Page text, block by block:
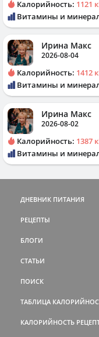
Калорийность: 1121
Витамины и
Ирина Макс
2026-08-04
Калорийность: 1412
Витамины и
Ирина Макс
2026-08-02
Калорийность: 1387
Витамины и
ДНЕВНИК ПИТАНИЯ
РЕЦЕПТЫ
БЛОГИ
СТАТЬИ
ПОИСК
ТАБЛИЦА
КАЛОРИЙНОСТЬ